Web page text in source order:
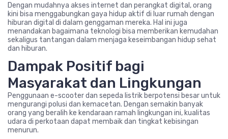
Dengan mudahnya akses internet dan perangkat digital, orang
kini bisa menggabungkan gaya hidup aktif di luar rumah dengan
hiburan digital di dalam genggaman mereka. Hal ini juga
menandakan bagaimana teknologi bisa memberikan kemudahan
sekaligus tantangan dalam menjaga keseimbangan hidup sehat
dan hiburan.
Dampak Positif bagi
Masyarakat dan Lingkungan
Penggunaan e-scooter dan sepeda listrik berpotensi besar untuk
mengurangi polusi dan kemacetan. Dengan semakin banyak
orang yang beralih ke kendaraan ramah lingkungan ini, kualitas
udara di perkotaan dapat membaik dan tingkat kebisingan
menurun.